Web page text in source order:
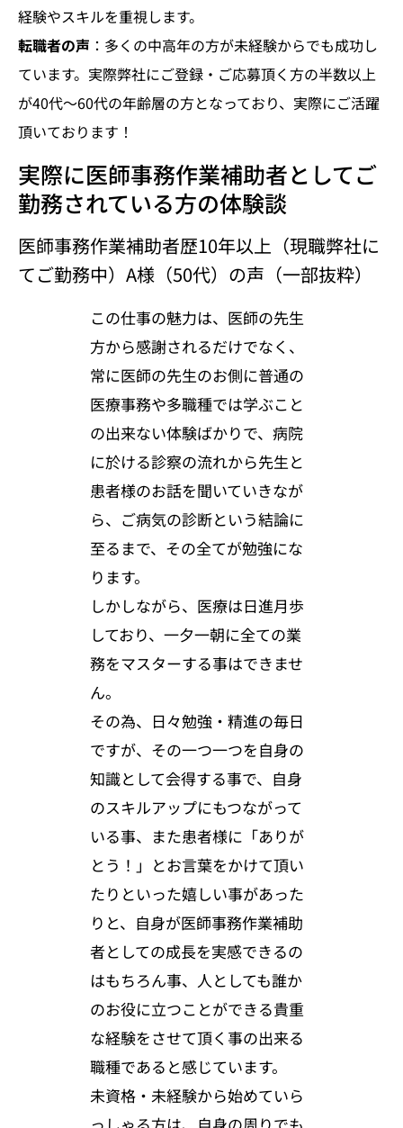
経験やスキルを重視します。
転職者の声 ：多くの中高年の方が未経験からでも成功し
ています。実際弊社にご登録・ご応募頂く方の半数以上
が40代～60代の年齢層の方となっており、実際にご活躍
頂いております！
実際に医師事務作業補助者としてご
勤務されている方の体験談
医師事務作業補助者歴10年以上（現職弊社に
てご勤務中）A様（50代）の声（一部抜粋）
この仕事の魅力は、医師の先生
方から感謝されるだけでなく、
常に医師の先生のお側に普通の
医療事務や多職種では学ぶこと
の出来ない体験ばかりで、病院
に於ける診察の流れから先生と
患者様のお話を聞いていきなが
ら、ご病気の診断という結論に
至るまで、その全てが勉強にな
ります。
しかしながら、医療は日進月歩
しており、一夕一朝に全ての業
務をマスターする事はできませ
ん。
その為、日々勉強・精進の毎日
ですが、その一つ一つを自身の
知識として会得する事で、自身
のスキルアップにもつながって
いる事、また患者様に「ありが
とう！」とお言葉をかけて頂い
たりといった嬉しい事があった
りと、自身が医師事務作業補助
者としての成長を実感できるの
はもちろん事、人としても誰か
のお役に立つことができる貴重
な経験をさせて頂く事の出来る
職種であると感じています。
未資格・未経験から始めていら